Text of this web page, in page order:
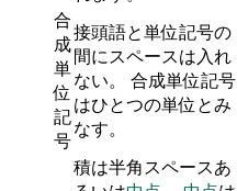
合
成
単
位
記
号
接頭語と単位記号の
間にスペースは入れ
ない。 合成単位記号
はひとつの単位とみ
なす。
積は半角スペースあ